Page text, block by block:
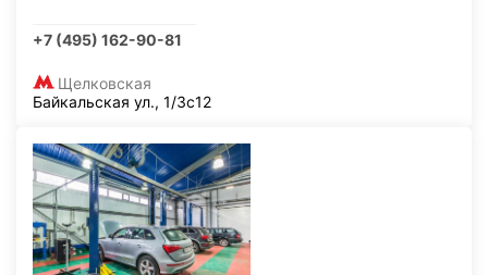
+7 (495) 162-90-81
Щелковская
Байкальская ул., 1/3с12